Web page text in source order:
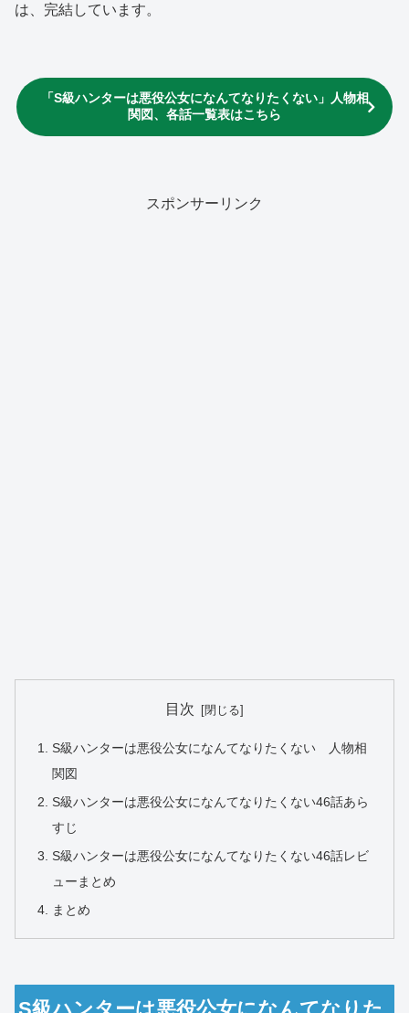
は、完結しています。
「S級ハンターは悪役公女になんてなりたくない」人物相
関図、各話一覧表はこちら
スポンサーリンク
目次
S級ハンターは悪役公女になんてなりたくない 人物相
関図
S級ハンターは悪役公女になんてなりたくない46話あら
すじ
S級ハンターは悪役公女になんてなりたくない46話レビ
ューまとめ
まとめ